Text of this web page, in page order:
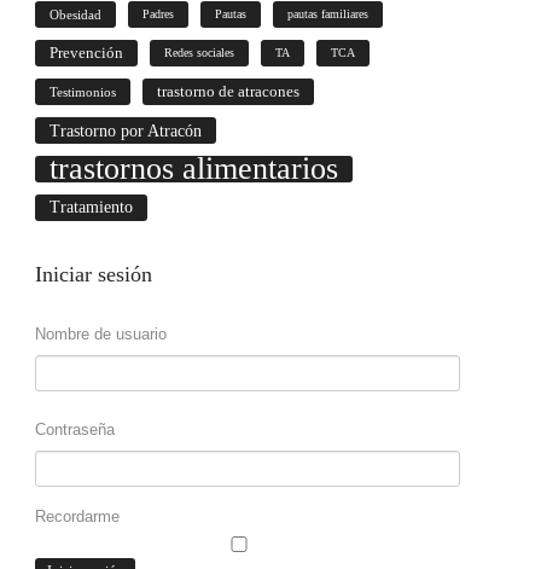
Obesidad Padres Pautas pautas familiares
Prevención Redes sociales TA TCA
Testimonios trastorno de atracones
Trastorno por Atracón
trastornos alimentarios
Tratamiento
Iniciar sesión
Nombre de usuario
Contraseña
Recordarme